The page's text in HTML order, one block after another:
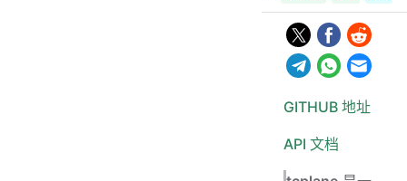
GITHUB 地址
API 文档